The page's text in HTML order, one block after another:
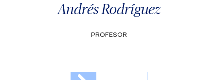
Andrés Rodríguez
PROFESOR